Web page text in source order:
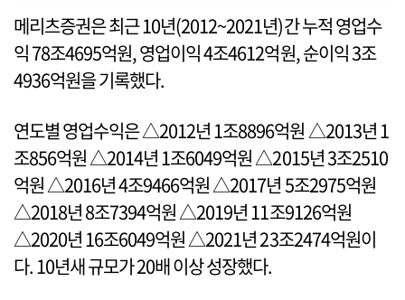
메리츠증권은 최근 10년(2012~2021년)간 누적 영업수
익 78조4695억원, 영업이익 4조4612억원, 순이익 3조
4936억원을 기록했다.
연도별 영업수익은 △2012년 1조8896억원 △2013년 1
조856억원 △2014년 1조6049억원 △2015년 3조2510
억원 △2016년 4조9466억원 △2017년 5조2975억원
△2018년 8조7394억원 △2019년 11조9126억원
△2020년 16조6049억원 △2021년 23조2474억원이
다. 10년새 규모가 20배 이상 성장했다.